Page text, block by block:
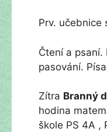
Prv. učebnice
Čtení a psaní.
pasování.
Zítra Branný
hodina
škole PS 4A ,